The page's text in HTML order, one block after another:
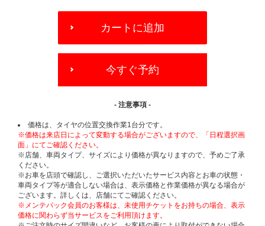
OPTIONS
カートに追加
今すぐ予約
- 注意事項 -
価格は、タイヤの位置交換作業1台分です。
※価格は来店日によって変動する場合がございますので、「日程選択画
面」にてご確認ください。
※店舗、車両タイプ、サイズにより価格が異なりますので、予めご了承
ください。
※お車を店頭で確認し、ご選択いただいたサービス内容とお車の状態・
車両タイプ等が適合しない場合は、表示価格と作業価格が異なる場合が
ございます。詳しくは、店舗にてご確認ください。
※メンテパック会員のお客様は、未使用チケットをお持ちの場合、表示
価格に関わらず当サービスをご利用頂けます。